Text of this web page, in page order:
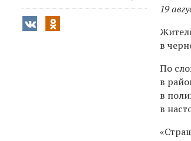
19
в
По
в
в
в